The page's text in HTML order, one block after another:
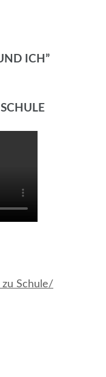
ICH”
Schule/